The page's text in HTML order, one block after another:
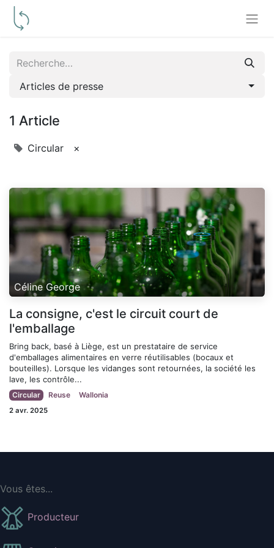
Articles de presse
1 Article
Circular ×
Céline George
La consigne, c'est le circuit court de
l'emballage
Bring back, basé à Liège, est un prestataire de service
d'emballages alimentaires en verre réutilisables (bocaux et
bouteilles). Lorsque les vidanges sont retournées, la société les
lave, les contrôle...
Circular Reuse Wallonia
2 avr. 2025
Vous êtes...
Producteur